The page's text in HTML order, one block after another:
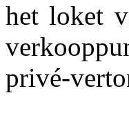
het loket
privé-